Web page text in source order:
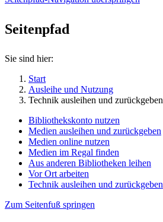
Seitenpfad
Sie sind hier:
Start
Ausleihe und Nutzung
Technik ausleihen und zurückgeben
Bibliothekskonto nutzen
Medien ausleihen und zurückgeben
Medien online nutzen
Medien im Regal finden
Aus anderen Bibliotheken leihen
Vor Ort arbeiten
Technik ausleihen und zurückgeben
Zum Seitenfuß springen